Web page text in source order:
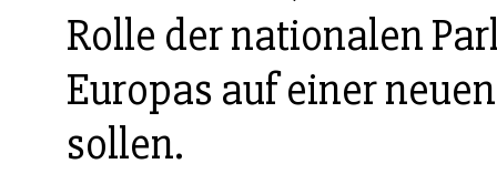
Rolle der nationalen
Europas auf einer
sollen.